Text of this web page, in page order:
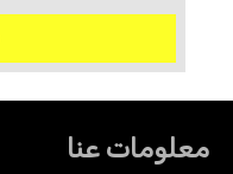
معلومات عنا